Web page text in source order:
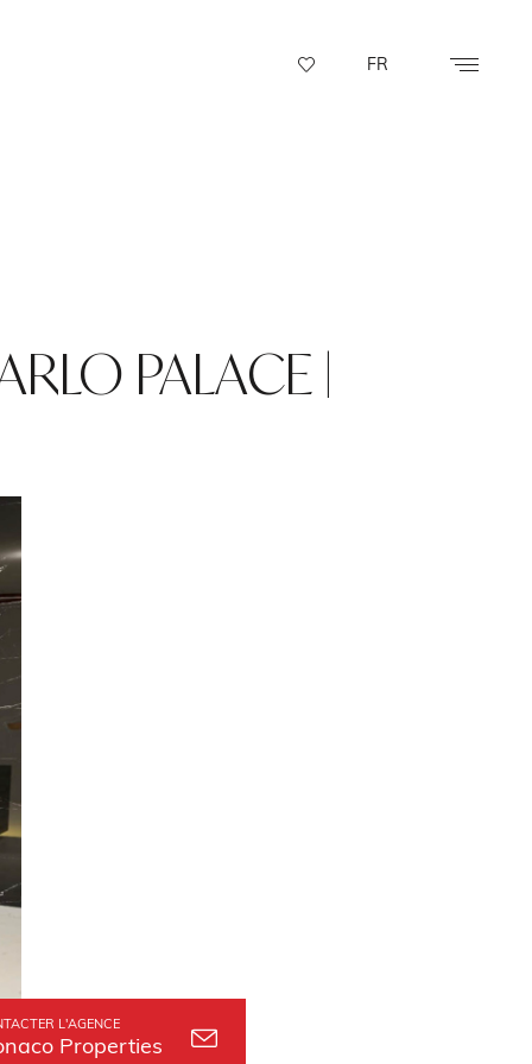
FR
PALACE |
L'AGENCE
Properties